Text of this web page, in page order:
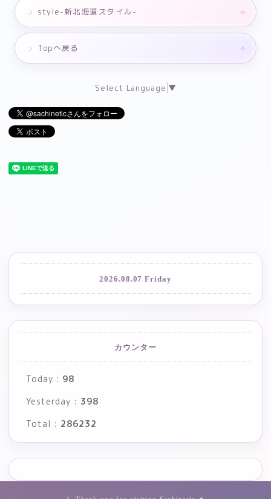
style-新北海道スタイル-
Topへ戻る
Select Language ▼
2026.08.07 Friday
カウンター
Today : 98
Yesterday : 398
Total : 286232